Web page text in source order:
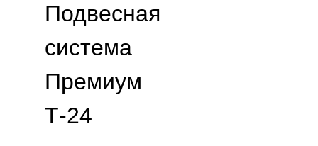
Подвесная
система
Премиум
Т-24